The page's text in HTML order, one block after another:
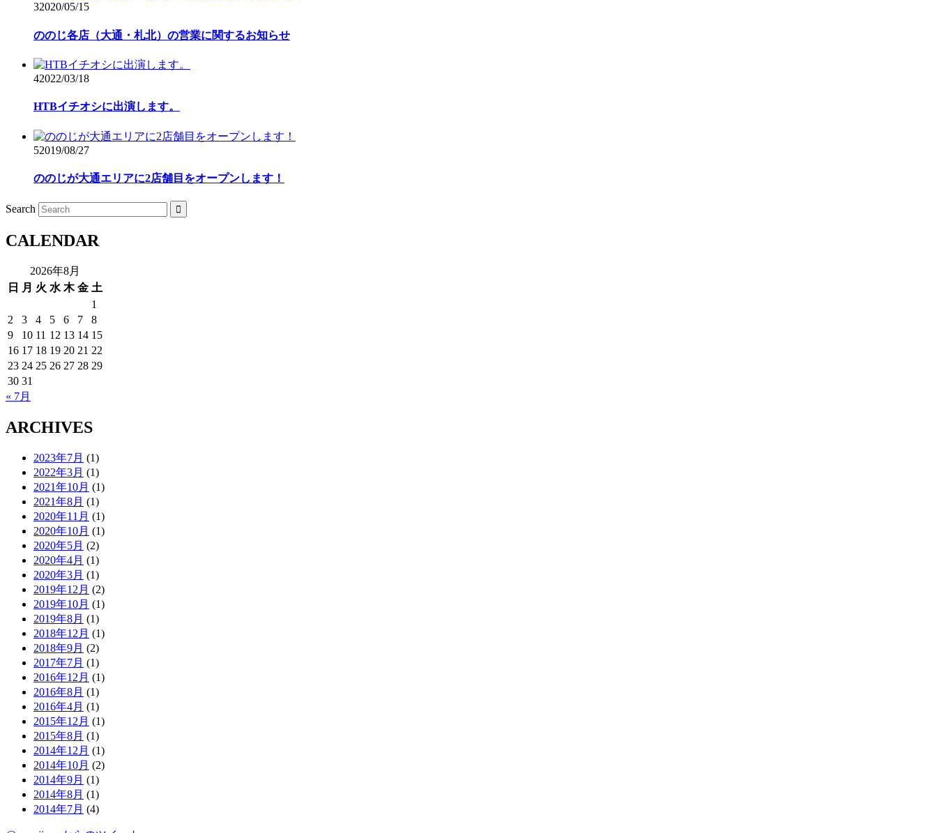
32020/05/15
ののじ各店（大通・札北）の営業に関するお知らせ
42022/03/18
HTBイチオシに出演します。
52019/08/27
ののじが大通エリアに2店舗目をオープンします！
Search
CALENDAR
2026年8月
日
月 火 水 木 金 土
1
2
3 4 5 6 7
8
9
10 11 12 13 14 15
16 17 18 19 20 21 22
23 24 25 26 27 28 29
30 31
« 7月
ARCHIVES
2023年7月 (1)
2022年3月 (1)
2021年10月 (1)
2021年8月 (1)
2020年11月 (1)
2020年10月 (1)
2020年5月 (2)
2020年4月 (1)
2020年3月 (1)
2019年12月 (2)
2019年10月 (1)
2019年8月 (1)
2018年12月 (1)
2018年9月 (2)
2017年7月 (1)
2016年12月 (1)
2016年8月 (1)
2016年4月 (1)
2015年12月 (1)
2015年8月 (1)
2014年12月 (1)
2014年10月 (2)
2014年9月 (1)
2014年8月 (1)
2014年7月 (4)